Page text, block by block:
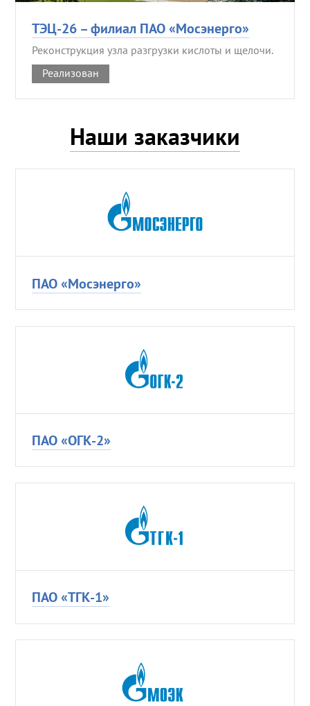
ТЭЦ-26 – филиал ПАО «Мосэнерго»
Реконструкция узла разгрузки кислоты и щелочи.
Реализован
Наши заказчики
ПАО «Мосэнерго»
ПАО «ОГК-2»
ПАО «ТГК-1»